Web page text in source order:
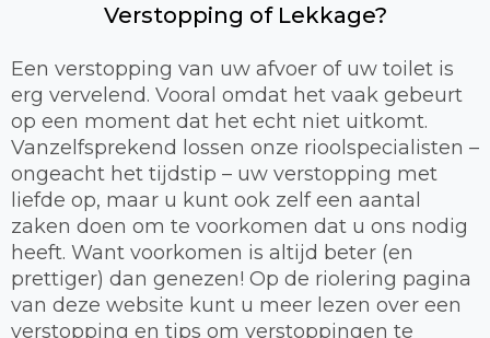
Verstopping of Lekkage?
Een verstopping van uw afvoer of uw toilet is
erg vervelend. Vooral omdat het vaak gebeurt
op een moment dat het echt niet uitkomt.
Vanzelfsprekend lossen onze rioolspecialisten –
ongeacht het tijdstip – uw verstopping met
liefde op, maar u kunt ook zelf een aantal
zaken doen om te voorkomen dat u ons nodig
heeft. Want voorkomen is altijd beter (en
prettiger) dan genezen! Op de riolering pagina
van deze website kunt u meer lezen over een
verstopping en tips om verstoppingen te